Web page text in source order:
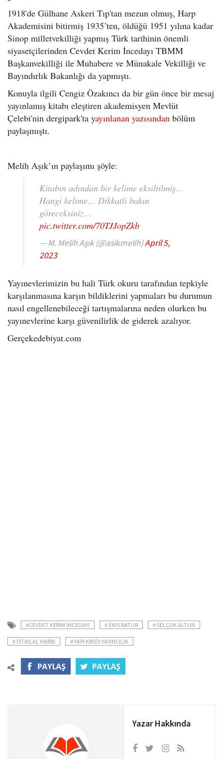
1918'de Gülhane Askeri Tıp'tan mezun olmuş, Harp
Akademisini bitirmiş 1935’ten, öldüğü 1951 yılına kadar
Sinop milletvekilliği yapmış Türk tarihinin önemli
siyasetçilerinden Cevdet Kerim İncedayı TBMM
Başkanvekilliği ile Muhabere ve Münakale Vekilliği ve
Bayındırlık Bakanlığı da yapmıştı.
Konuyla ilgili Cengiz Özakıncı da bir gün önce bir mesaj
yayınlamış kitabı eleştiren akademisyen Mevlüt
Çelebi'nin dergipark'ta yayınlanan yazısından bölüm
paylaşmıştı.
Melih Aşık’ın paylaşımı şöyle:
Kitabın adından bir kelime eksiltilmiş…
Hangi kelime… Dikkatli bakın
göreceksiniz…
pic.twitter.com/70TJJopZkb
— M. Melih Aşık (@asikmelih)April 5,
2023
Yayınevlerimizin bu hali Türk okuru tarafından tepkiyle
karşılanmasına karşın bildiklerini yapmaları bu durumun
nasıl engellenebileceği tartışmalarına neden olurken bu
yayınevlerine karşı güvenilirlik de giderek azalıyor.
Gerçekedebiyat.com
#CEVDET KERIM İNCEDAYI # ENIS BATUR # SELÇUK ALTUN
# İSTIKLAL HARBI # YAPI KREDI YAYINCILIK
Yazar Hakkında